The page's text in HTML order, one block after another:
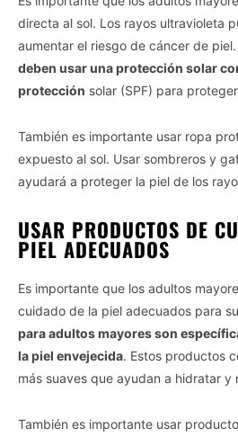
directa al sol. Los rayos ultravioleta
aumentar el riesgo de cáncer de
deben usar una protección solar
protección solar (SPF) para
También es importante usar ropa
expuesto al sol. Usar sombreros y
ayudará a proteger la piel de los
USAR PRODUCTOS DE
PIEL ADECUADOS
Es importante que los adultos
cuidado de la piel adecuados para
para adultos mayores son
la piel envejecida. Estos productos
más suaves que ayudan a hidratar y
También es importante usar